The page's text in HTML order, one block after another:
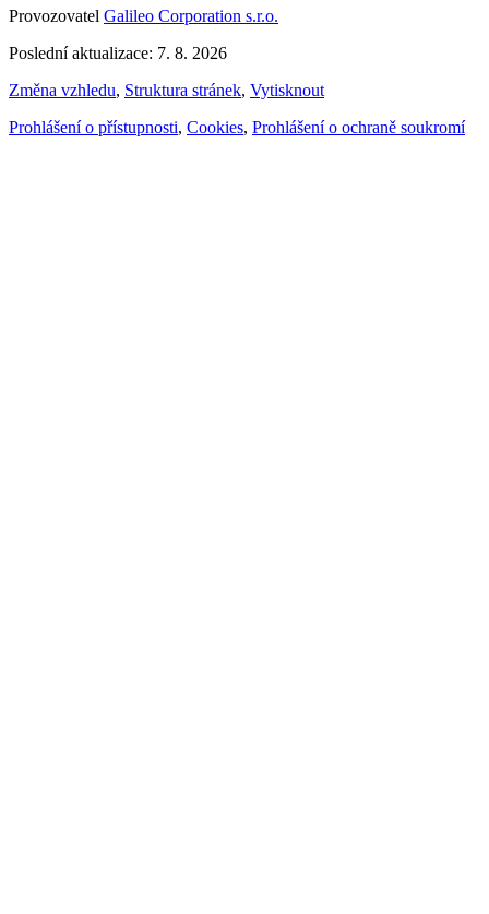
Provozovatel Galileo Corporation s.r.o.
Poslední aktualizace: 7. 8. 2026
Změna vzhledu, Struktura stránek, Vytisknout
Prohlášení o přístupnosti, Cookies, Prohlášení o ochraně soukromí